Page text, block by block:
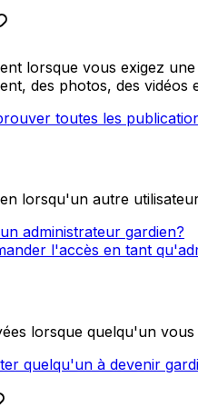
lorsque vous exigez
des photos, des
toutes les
lorsqu'un autre
administrateur gardien?
l'accès en tant
lorsque quelqu'un
quelqu'un à devenir